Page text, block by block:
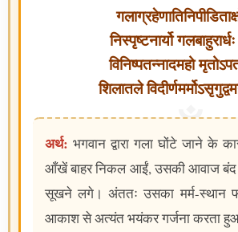
निस्पृष्टनार्यो
विनिष्पतन्नादमहो
शिलातले
अर्थ: भगवान द्वारा गला घोंटे जाने के
आँखें बाहर निकल आईं, उसकी आवाज बंद
सूखने लगे। अंततः उसका मर्म-स्थान
आकाश से अत्यंत भयंकर गर्जना करता